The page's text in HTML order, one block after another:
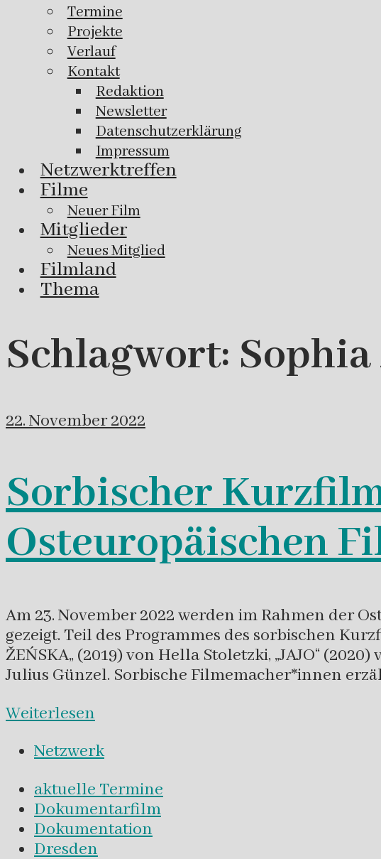
Termine
Projekte
Verlauf
Kontakt
Redaktion
Newsletter
Datenschutzerklärung
Impressum
Netzwerktreffen
Filme
Neuer Film
Mitglieder
Neues Mitglied
Filmland
Thema
Schlagwort:
22. November 2022
Sorbischer
Osteuropäischen
Am 23. November 2022 werden im Rahmen der
gezeigt. Teil des Programmes des sorbischen
ŽEŃSKA„ (2019) von Hella Stoletzki, „JAJO“
Julius Günzel. Sorbische Filmemacher*innen
Weiterlesen
Netzwerk
aktuelle Termine
Dokumentarfilm
Dokumentation
Dresden